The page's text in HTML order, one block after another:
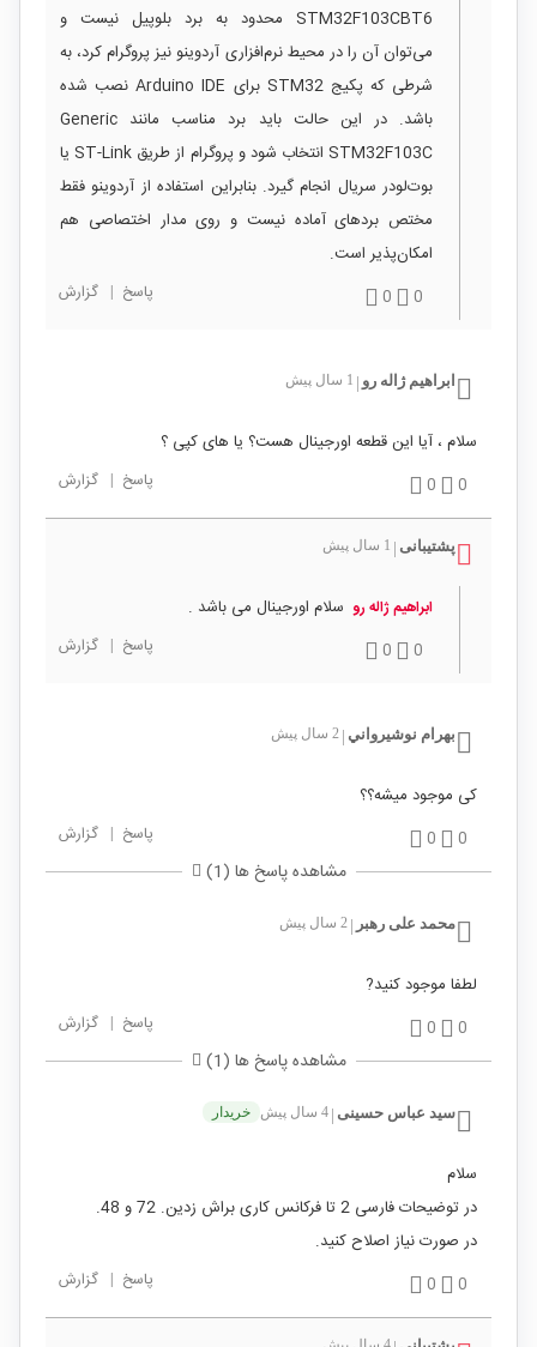
STM32F103CBT6 محدود به برد بلوپیل نیست و
می‌توان آن را در محیط نرم‌افزاری آردوینو نیز پروگرام کرد، به
شرطی که پکیج STM32 برای Arduino IDE نصب شده
باشد. در این حالت باید برد مناسب مانند Generic
STM32F103C انتخاب شود و پروگرام از طریق ST-Link یا
بوت‌لودر سریال انجام گیرد. بنابراین استفاده از آردوینو فقط
مختص بردهای آماده نیست و روی مدار اختصاصی هم
امکان‌پذیر است.
0
0 پاسخ | گزارش
ابراهیم ژاله رو 1 سال پیش
سلام ، آیا این قطعه اورجینال هست؟ یا های کپی ؟
0
0 پاسخ | گزارش
پشتیبانی 1 سال پیش
ابراهیم ژاله رو سلام اورجینال می باشد .
0
0 پاسخ | گزارش
بهرام نوشيرواني 2 سال پیش
کی موجود میشه؟؟
0
0 پاسخ | گزارش
مشاهده پاسخ ها (1)
محمد علی رهبر 2 سال پیش
لطفا موجود کنید?
0
0 پاسخ | گزارش
مشاهده پاسخ ها (1)
سید عباس حسینی 4 سال پیش خریدار
سلام
در توضیحات فارسی 2 تا فرکانس کاری براش زدین. 72 و 48.
در صورت نیاز اصلاح کنید.
0
0 پاسخ | گزارش